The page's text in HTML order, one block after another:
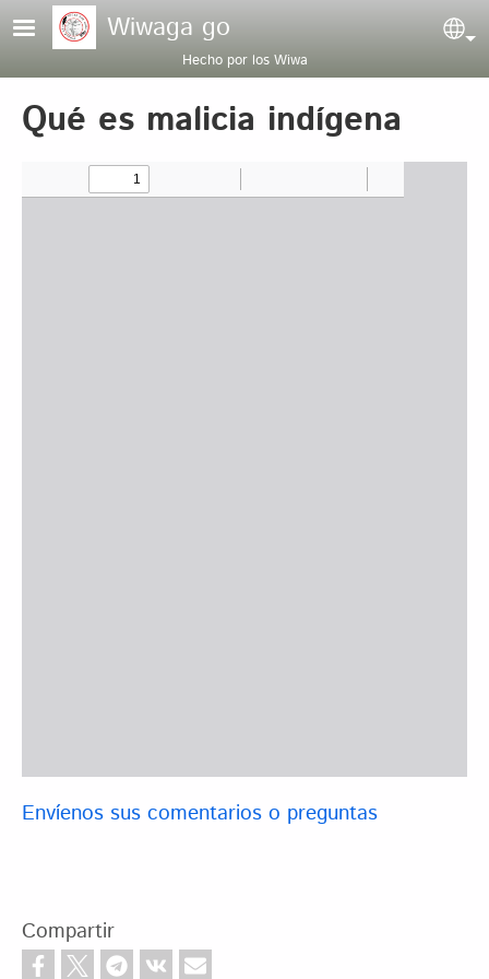
Pasar al contenido principal
Wiwaga go
Hecho por los Wiwa
Qué es malicia indígena
Envíenos sus comentarios o preguntas
Compartir